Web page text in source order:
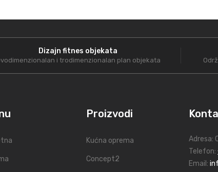
Dizajn fitnes objekata
i trodimenzionalan plan objekata
Proizvodi
Kućna oprema
Concept2
Adresa:
Telefon:
Email: